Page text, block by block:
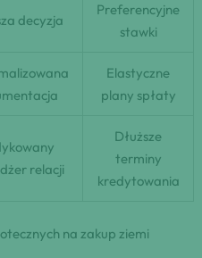
decyzja
Preferencyjne
stawki
Elastyczne
plany spłaty
relacji
Dłuższe
terminy
kredytowania
na zakup ziemi